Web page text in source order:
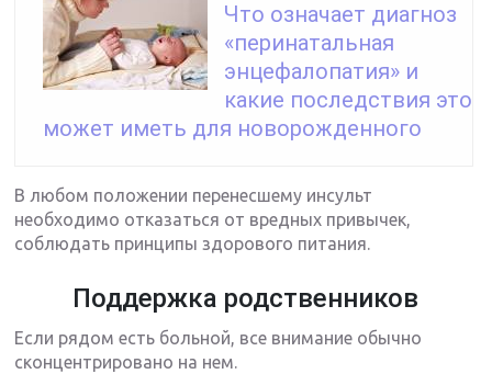
Что означает диагноз
«перинатальная
энцефалопатия» и
какие последствия это
может иметь для новорожденного
В любом положении перенесшему инсульт
необходимо отказаться от вредных привычек,
соблюдать принципы здорового питания.
Поддержка родственников
Если рядом есть больной, все внимание обычно
сконцентрировано на нем.